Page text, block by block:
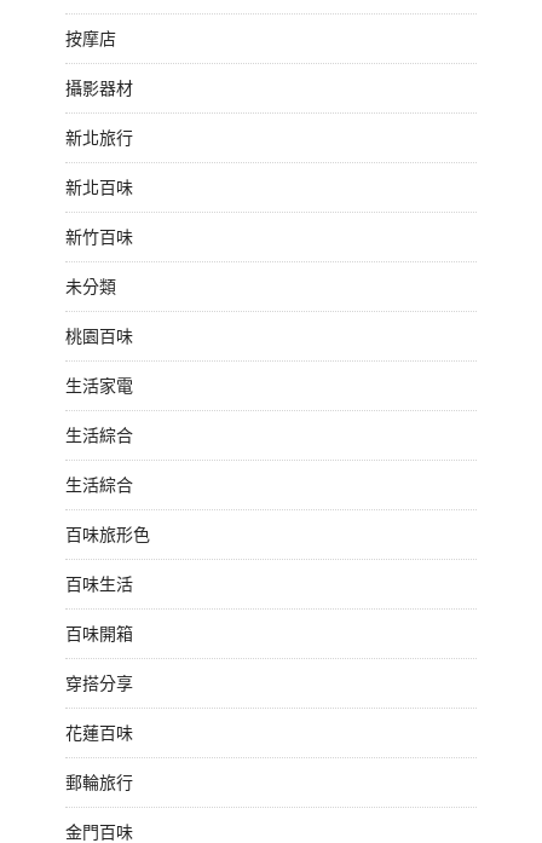
按摩店
攝影器材
新北旅行
新北百味
新竹百味
未分類
桃園百味
生活家電
生活綜合
生活綜合
百味旅形色
百味生活
百味開箱
穿搭分享
花蓮百味
郵輪旅行
金門百味